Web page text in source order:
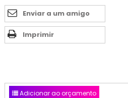
Enviar a um amigo
Imprimir
Adicionar ao orçamento